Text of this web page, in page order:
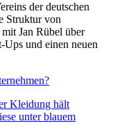
der deutschen
Struktur von
Jan Rübel über
und einen neuen